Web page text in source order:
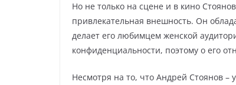
Но не только на сцене и в кино
привлекательная внешность. Он
делает его любимцем женской
конфиденциальности, поэтому о его
Несмотря на то, что Андрей Стоянов –